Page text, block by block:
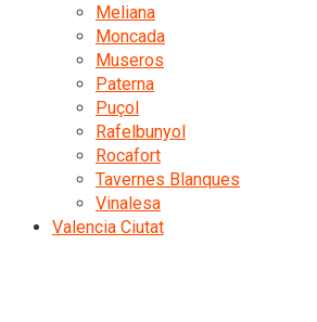
Meliana
Moncada
Museros
Paterna
Puçol
Rafelbunyol
Rocafort
Tavernes Blanques
Vinalesa
Valencia Ciutat